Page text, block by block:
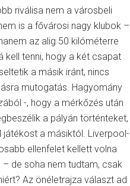
riválisa nem a városbeli
is a fővárosi nagy klubok –
az alig 50 kilóméterre
kell tenni, hogy a két csapat
a másik iránt, nincs
mutogatás. Hagyomány
ából -, hogy a mérkőzés után
a pályán történteket,
játékost a másiktól. Liverpool-
ellenfelet kellett volna
de soha nem tudtam, csak
Az önéletrajza választ ad